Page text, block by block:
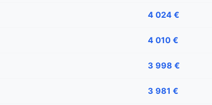
4 024 €
4 010 €
3 998 €
3 981 €